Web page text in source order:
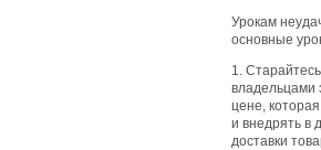
Урокам
основные
1.
владельцами
цене,
и внедрять в
доставки